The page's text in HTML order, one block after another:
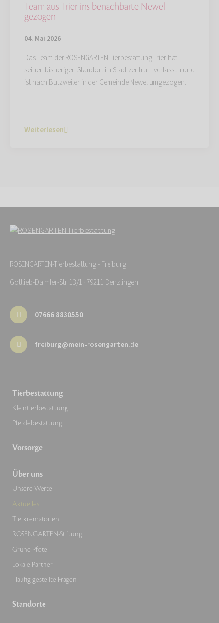
Team aus Trier ins benachbarte Newel
gezogen
04. Mai 2026
Das Team der ROSENGARTEN-Tierbestattung Trier hat
seinen bisherigen Standort im Stadtzentrum verlassen und
ist nach Butzweiler in der Gemeinde Newel umgezogen.
Weiterlesen
ROSENGARTEN-Tierbestattung - Freiburg
Gottlieb-Daimler-Str. 13/1 · 79211 Denzlingen
07666 8830550
freiburg@mein-rosengarten.de
Tierbestattung
Kleintierbestattung
Pferdebestattung
Vorsorge
Über uns
Unsere Werte
Aktuelles
Tierkrematorien
ROSENGARTEN-Stiftung
Grüne Pfote
Lokale Partner
Häufig gestellte Fragen
Standorte